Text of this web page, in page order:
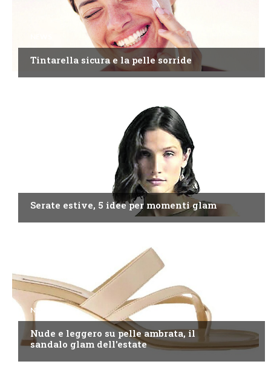
Tintarella sicura e la pelle sorride
Serate estive, 5 idee per momenti glam
NEWS
Nude e leggero su pelle ambrata, il
sandalo glam dell'estate